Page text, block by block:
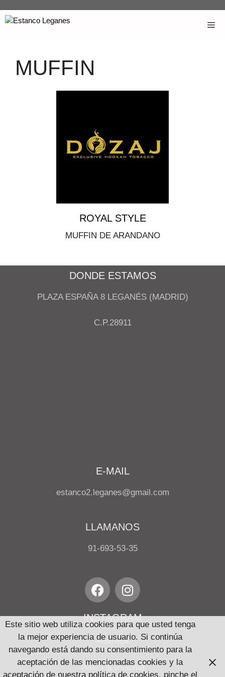
MUFFIN
ROYAL STYLE
MUFFIN DE ARANDANO
DONDE ESTAMOS
PLAZA ESPAÑA 8 LEGANÉS (MADRID)
C.P.28911
E-MAIL
estanco2.leganes@gmail.com
LLAMANOS
91-693-53-35
INSTAGRAM
Aviso legal
Este sitio web utiliza cookies para que usted tenga
la mejor experiencia de usuario. Si continúa
navegando está dando su consentimiento para la
aceptación de las mencionadas cookies y la
aceptación de nuestra política de cookies, pinche el